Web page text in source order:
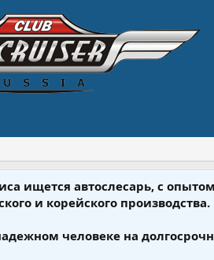
ищется автослесарь, с
и корейского производства.
человеке на